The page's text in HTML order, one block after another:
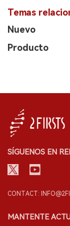
Temas
Nuevo
Producto
SÍGUENOS EN
CONTACT:
MANTENTE